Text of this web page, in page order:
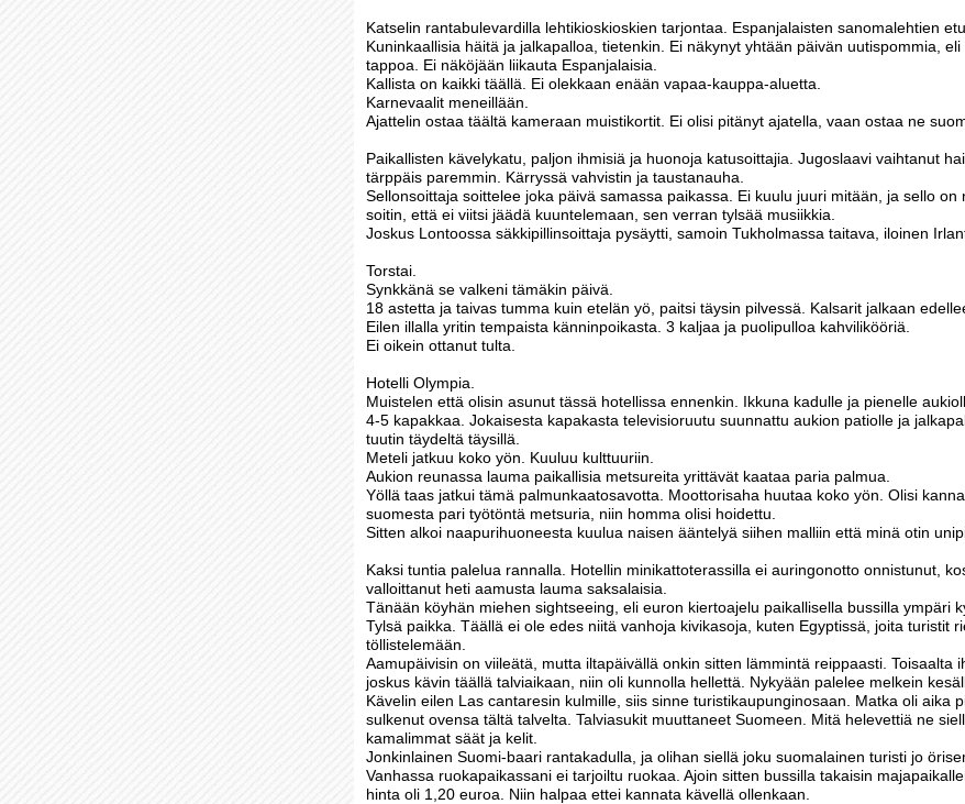
Katselin rantabulevardilla lehtikioskioskien tarjontaa. Espanjalaisten sanomalehtien
Kuninkaallisia häitä ja jalkapalloa, tietenkin. Ei näkynyt yhtään päivän uutispommia,
tappoa. Ei näköjään liikauta Espanjalaisia.
Kallista on kaikki täällä. Ei olekkaan enään vapaa-kauppa-aluetta.
Karnevaalit meneillään.
Ajattelin ostaa täältä kameraan muistikortit. Ei olisi pitänyt ajatella, vaan ostaa ne
Paikallisten kävelykatu, paljon ihmisiä ja huonoja katusoittajia. Jugoslaavi vaihtanut
tärppäis paremmin. Kärryssä vahvistin ja taustanauha.
Sellonsoittaja soittelee joka päivä samassa paikassa. Ei kuulu juuri mitään, ja sello on
soitin, että ei viitsi jäädä kuuntelemaan, sen verran tylsää musiikkia.
Joskus Lontoossa säkkipillinsoittaja pysäytti, samoin Tukholmassa taitava, iloinen
Torstai.
Synkkänä se valkeni tämäkin päivä.
18 astetta ja taivas tumma kuin etelän yö, paitsi täysin pilvessä. Kalsarit jalkaan
Eilen illalla yritin tempaista känninpoikasta. 3 kaljaa ja puolipulloa kahvilikööriä.
Ei oikein ottanut tulta.
Hotelli Olympia.
Muistelen että olisin asunut tässä hotellissa ennenkin. Ikkuna kadulle ja pienelle
4-5 kapakkaa. Jokaisesta kapakasta televisioruutu suunnattu aukion patiolle ja
tuutin täydeltä täysillä.
Meteli jatkuu koko yön. Kuuluu kulttuuriin.
Aukion reunassa lauma paikallisia metsureita yrittävät kaataa paria palmua.
Yöllä taas jatkui tämä palmunkaatosavotta. Moottorisaha huutaa koko yön. Olisi
suomesta pari työtöntä metsuria, niin homma olisi hoidettu.
Sitten alkoi naapurihuoneesta kuulua naisen ääntelyä siihen malliin että minä otin
Kaksi tuntia palelua rannalla. Hotellin minikattoterassilla ei auringonotto onnistunut,
valloittanut heti aamusta lauma saksalaisia.
Tänään köyhän miehen sightseeing, eli euron kiertoajelu paikallisella bussilla ympäri
Tylsä paikka. Täällä ei ole edes niitä vanhoja kivikasoja, kuten Egyptissä, joita turistit
töllistelemään.
Aamupäivisin on viileätä, mutta iltapäivällä onkin sitten lämmintä reippaasti. Toisaalta
joskus kävin täällä talviaikaan, niin oli kunnolla hellettä. Nykyään palelee melkein
Kävelin eilen Las cantaresin kulmille, siis sinne turistikaupunginosaan. Matka oli aika
sulkenut ovensa tältä talvelta. Talviasukit muuttaneet Suomeen. Mitä helevettiä ne
kamalimmat säät ja kelit.
Jonkinlainen Suomi-baari rantakadulla, ja olihan siellä joku suomalainen turisti jo
Vanhassa ruokapaikassani ei tarjoiltu ruokaa. Ajoin sitten bussilla takaisin
hinta oli 1,20 euroa. Niin halpaa ettei kannata kävellä ollenkaan.